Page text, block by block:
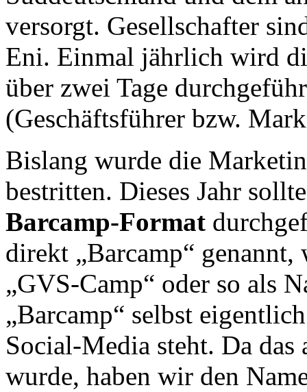
versorgt. Gesellschafter
Eni. Einmal jährlich wird
über zwei Tage
(Geschäftsführer bzw.
Bislang wurde die
bestritten. Dieses Jahr
Barcamp-Format
direkt „Barcamp“
„GVS-Camp“ oder so als
„Barcamp“ selbst
Social-Media steht. Da
wurde, haben wir den